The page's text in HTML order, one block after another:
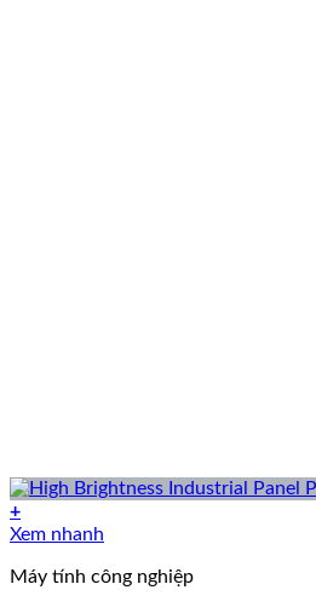
+
Xem nhanh
Máy tính công nghiệp